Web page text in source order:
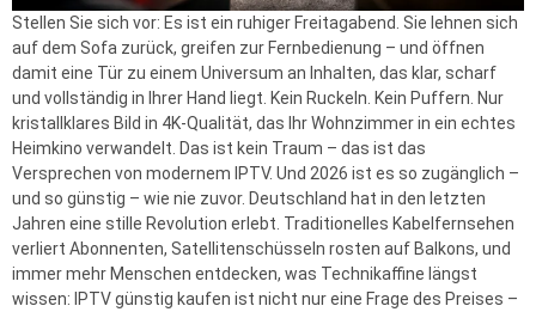
Stellen Sie sich vor: Es ist ein ruhiger Freitagabend. Sie lehnen sich
auf dem Sofa zurück, greifen zur Fernbedienung – und öffnen
damit eine Tür zu einem Universum an Inhalten, das klar, scharf
und vollständig in Ihrer Hand liegt. Kein Ruckeln. Kein Puffern. Nur
kristallklares Bild in 4K-Qualität, das Ihr Wohnzimmer in ein echtes
Heimkino verwandelt. Das ist kein Traum – das ist das
Versprechen von modernem IPTV. Und 2026 ist es so zugänglich –
und so günstig – wie nie zuvor. Deutschland hat in den letzten
Jahren eine stille Revolution erlebt. Traditionelles Kabelfernsehen
verliert Abonnenten, Satellitenschüsseln rosten auf Balkons, und
immer mehr Menschen entdecken, was Technikaffine längst
wissen: IPTV günstig kaufen ist nicht nur eine Frage des Preises –